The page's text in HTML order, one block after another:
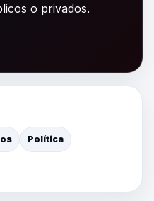
o privados.
Política